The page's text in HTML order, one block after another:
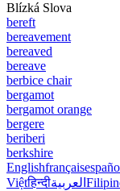
Blízká Slova
bereft
bereavement
bereaved
bereave
berbice chair
bergamot
bergamot orange
bergere
beriberi
berkshire
Englishfrançais
Việtहिन्दीالعربية